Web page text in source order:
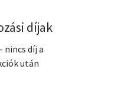
díjak
nincs díj a
után